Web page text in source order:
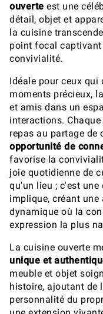
ouverte est une
détail, objet et
la cuisine
point focal
convivialité.
Idéale pour ceux
moments précieux,
et amis dans un
interactions.
repas au partage de
opportunité de
favorise la
joie quotidienne de
qu'un lieu ; c'est une
implique, créant une
dynamique où la
expression la plus
La cuisine ouverte
unique et
meuble et objet
histoire, ajoutant de
personnalité du